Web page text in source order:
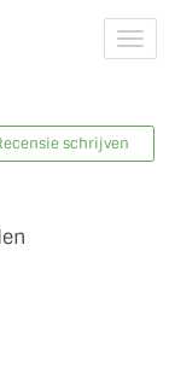
schrijven